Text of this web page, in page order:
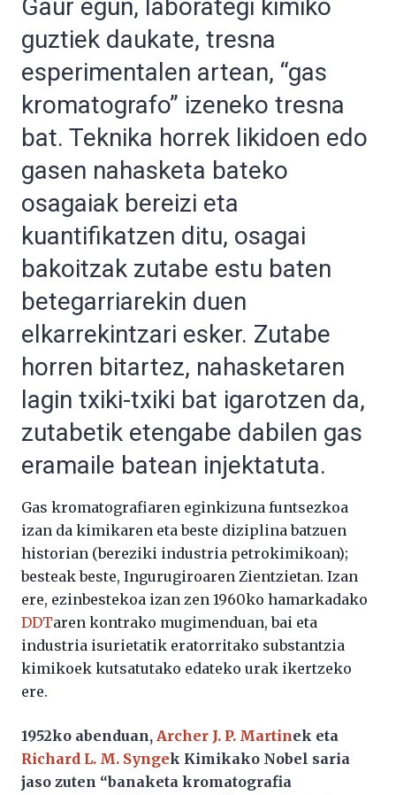
Gaur egun, laborategi kimiko
guztiek daukate, tresna
esperimentalen artean, “gas
kromatografo” izeneko tresna
bat. Teknika horrek likidoen edo
gasen nahasketa bateko
osagaiak bereizi eta
kuantifikatzen ditu, osagai
bakoitzak zutabe estu baten
betegarriarekin duen
elkarrekintzari esker. Zutabe
horren bitartez, nahasketaren
lagin txiki-txiki bat igarotzen da,
zutabetik etengabe dabilen gas
eramaile batean injektatuta.
Gas kromatografiaren eginkizuna funtsezkoa
izan da kimikaren eta beste diziplina batzuen
historian (bereziki industria petrokimikoan);
besteak beste, Ingurugiroaren Zientzietan. Izan
ere, ezinbestekoa izan zen 1960ko hamarkadako
DDTaren kontrako mugimenduan, bai eta
industria isurietatik eratorritako substantzia
kimikoek kutsatutako edateko urak ikertzeko
ere.
1952ko abenduan, Archer J. P. Martinek eta
Richard L. M. Syngek Kimikako Nobel saria
jaso zuten “banaketa kromatografia